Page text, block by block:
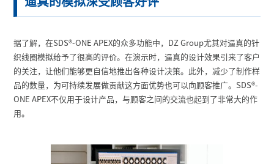
据了解，在SDS®-ONE APEX的众多功能中，DZ Group尤其对逼真的针
织线圈模拟给予了很高的评价。在演示时，逼真的设计效果引来了客户
的关注，让他们能够更自信地推出各种设计决策。此外，减少了制作样
品的数量，为可持续发展做贡献这方面优势也可以向顾客推广。SDS®-
ONE APEX不仅用于设计产品，与顾客之间的交流也起到了非常大的作
用。